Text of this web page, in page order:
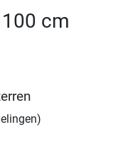
cm